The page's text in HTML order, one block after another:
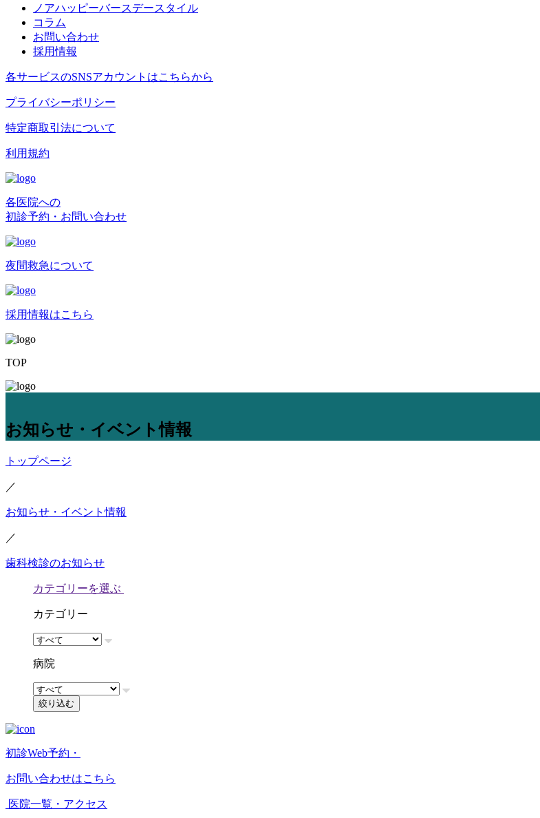
ノアハッピーバースデースタイル
コラム
お問い合わせ
採用情報
各サービスのSNSアカウントはこちらから
プライバシーポリシー
特定商取引法について
利用規約
各医院への
初診予約・お問い合わせ
夜間救急について
採用情報はこちら
TOP
お知らせ・イベント情報
トップページ
／
お知らせ・イベント情報
／
歯科検診のお知らせ
カテゴリーを選ぶ
カテゴリー
病院
絞り込む
初診Web予約・
お問い合わせはこちら
医院一覧・アクセス